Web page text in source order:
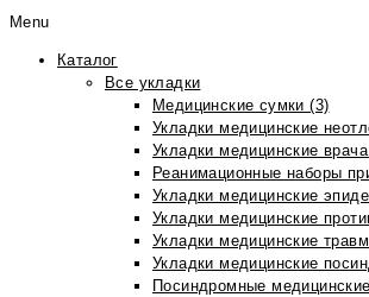
Menu
Каталог
Все укладки
Медицинские сумки (3)
Укладки медицинские
Укладки медицинские
Реанимационные наборы
Укладки медицинские
Укладки медицинские
Укладки медицинские
Укладки медицинские
Посиндромные